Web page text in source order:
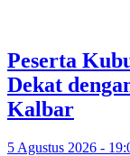
Peserta
Dekat
Kalbar
5 Agustus 2026 -